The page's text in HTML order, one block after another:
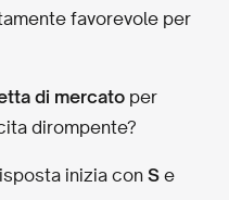
favorevole per
di mercato per
dirompente?
inizia con S e